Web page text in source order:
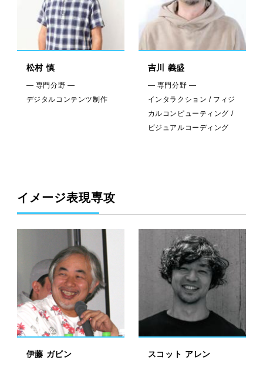
松村 慎
— 専門分野 —
デジタルコンテンツ制作
吉川 義盛
— 専門分野 —
インタラクション / フィジ
カルコンピューティング /
ビジュアルコーディング
イメージ表現専攻
伊藤 ガビン スコット アレン